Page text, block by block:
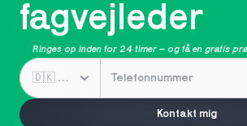
fagvejleder
Ringes op inden for 24 timer – og få en gratis
Kontakt mig